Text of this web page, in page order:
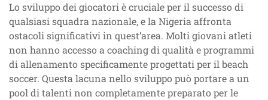
Lo sviluppo dei giocatori è cruciale per il successo di
qualsiasi squadra nazionale, e la Nigeria affronta
ostacoli significativi in quest’area. Molti giovani atleti
non hanno accesso a coaching di qualità e programmi
di allenamento specificamente progettati per il beach
soccer. Questa lacuna nello sviluppo può portare a un
pool di talenti non completamente preparato per le